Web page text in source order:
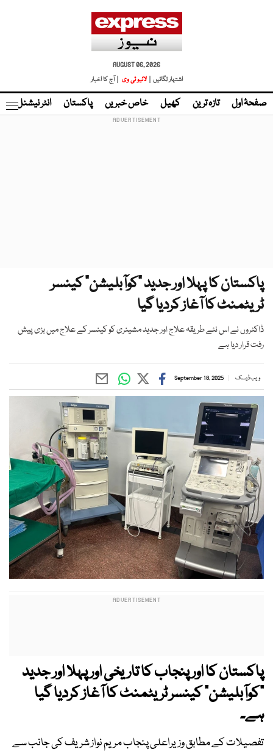
AUGUST 06, 2026
اشتہار لگائیں |
لائیو ٹی وی | آج کا اخبار
صفحۂ اول تازہ ترین کھیل خاص خبریں پاکستان انٹر نیشنل
پاکستان کا پہلا اور جدید “کوآبلیشن“ کینسر
ٹریٹمنٹ کا آغاز کردیا گیا
ڈاکٹروں نے اس نئے طریقہ علاج اور جدید مشینری کو کینسر کے علاج میں بڑی پیش
رفت قرار دیا ہے
ویب ڈیسک September 18, 2025
پاکستان کا اور پنجاب کا تاریخی اور پہلا اور جدید
“کوآبلیشن“ کینسر ٹریٹمنٹ کا آغاز کردیا گیا
ہے۔
تفصیلات کے مطابق وزیراعلی پنجاب مریم نواز شریف کی جانب سے